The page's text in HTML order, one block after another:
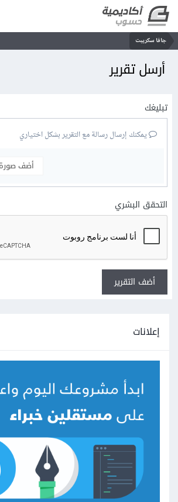
جافا سكريبت
أرسل تقرير
تبليغك
يمكنك إرسال رسالة مع التقرير بشكل اختياري
أضف
التحقق البشري
أضف التقرير
إعلانات